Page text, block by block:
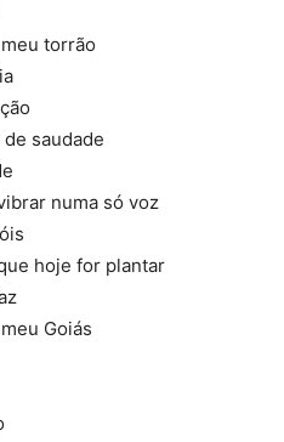
Leopoldinense (Foto: Daniel
da Cultura)
torrão
saudade
numa só voz
hoje for plantar
Goiás